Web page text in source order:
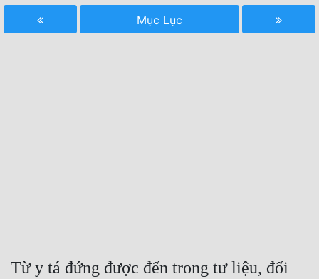
Cung Đấu
Mục Lục
Từ y tá đứng được đến trong tư liệu, đối